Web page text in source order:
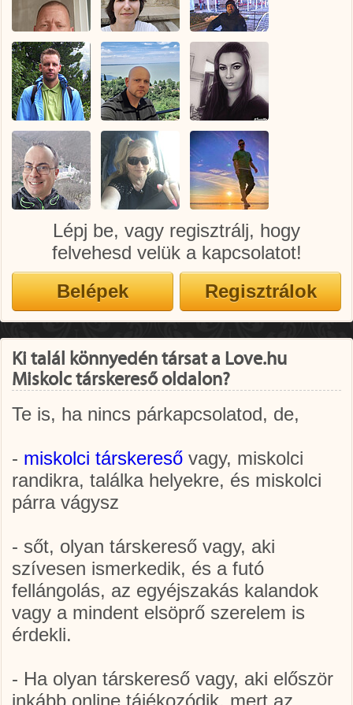
Lépj be, vagy regisztrálj, hogy
felvehesd velük a kapcsolatot!
Ki talál könnyedén társat a Love.hu
Miskolc társkereső oldalon?
Te is, ha nincs párkapcsolatod, de,
- miskolci társkereső vagy, miskolci
randikra, találka helyekre, és miskolci
párra vágysz
- sőt, olyan társkereső vagy, aki
szívesen ismerkedik, és a futó
fellángolás, az egyéjszakás kalandok
vagy a mindent elsöprő szerelem is
érdekli.
- Ha olyan társkereső vagy, aki először
inkább online tájékozódik, mert az